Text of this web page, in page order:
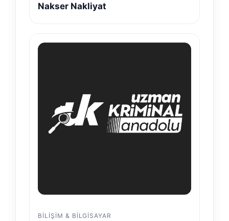
Nakser Nakliyat
BILIŞIM & BILGISAYAR